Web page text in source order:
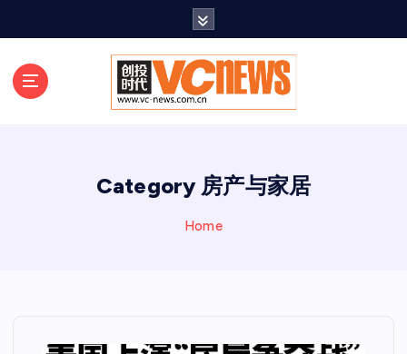
Category 房产与家居
Home